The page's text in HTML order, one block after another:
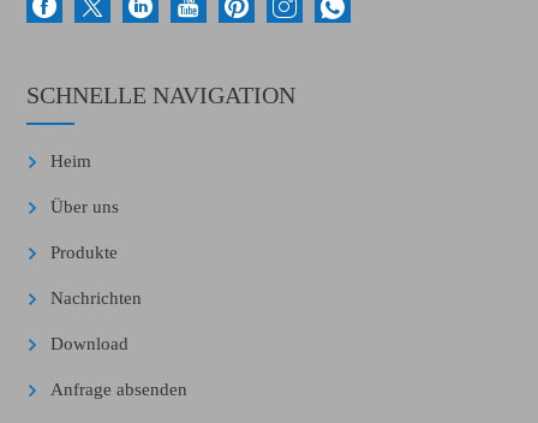
SCHNELLE NAVIGATION
Heim
Über uns
Produkte
Nachrichten
Download
Anfrage absenden